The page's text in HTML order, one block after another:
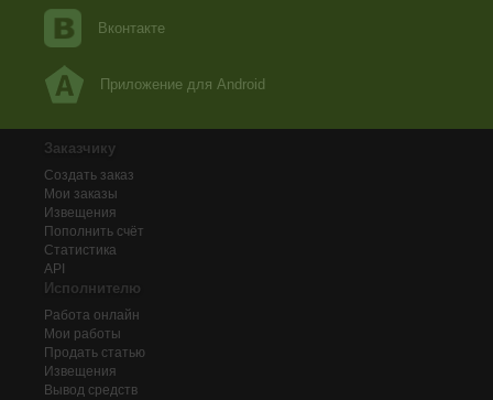
Вконтакте
Приложение для Android
Заказчику
Создать заказ
Мои заказы
Извещения
Пополнить счёт
Статистика
API
Исполнителю
Работа онлайн
Мои работы
Продать статью
Извещения
Вывод средств